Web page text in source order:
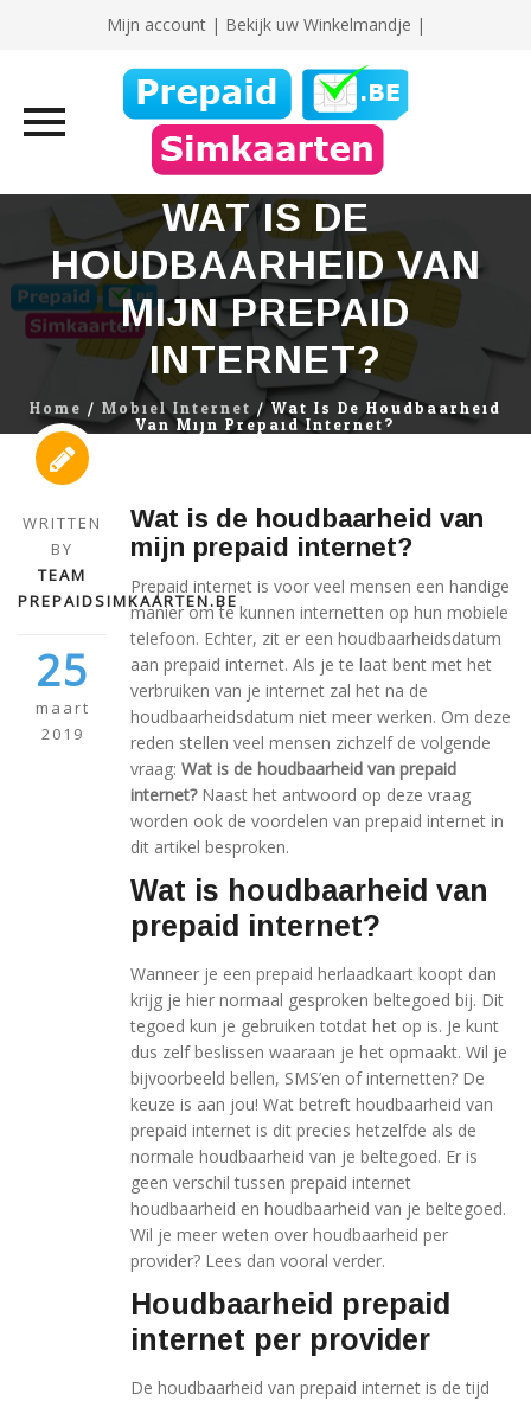
Mijn account| Bekijk uw Winkelmandje |
content
WAT IS DE
HOUDBAARHEID VAN
MIJN PREPAID
INTERNET?
Home / Mobiel Internet/Wat Is De Houdbaarheid
Van Mijn Prepaid Internet?
WRITTEN
BY
TEAM
PREPAIDSIMKAARTEN.BE
25
maart
2019
Wat is de houdbaarheid van
mijn prepaid internet?
Prepaid internet is voor veel mensen een handige
manier om te kunnen internetten op hun mobiele
telefoon. Echter, zit er een houdbaarheidsdatum
aan prepaid internet. Als je te laat bent met het
verbruiken van je internet zal het na de
houdbaarheidsdatum niet meer werken. Om deze
reden stellen veel mensen zichzelf de volgende
vraag: Wat is de houdbaarheid van prepaid
internet?Naast het antwoord op deze vraag
worden ook de voordelen van prepaid internet in
dit artikel besproken.
Wat is houdbaarheid van
prepaid internet?
Wanneer je een prepaid herlaadkaart koopt dan
krijg je hier normaal gesproken beltegoed bij. Dit
tegoed kun je gebruiken totdat het op is. Je kunt
dus zelf beslissen waaraan je het opmaakt. Wil je
bijvoorbeeld bellen, SMS’en of internetten? De
keuze is aan jou! Wat betreft houdbaarheid van
prepaid internet is dit precies hetzelfde als de
normale houdbaarheid van je beltegoed. Er is
geen verschil tussen prepaid internet
houdbaarheid en houdbaarheid van je beltegoed.
Wil je meer weten over houdbaarheid per
provider? Lees dan vooral verder.
Houdbaarheid prepaid
internet per provider
De houdbaarheid van prepaid internet is de tijd